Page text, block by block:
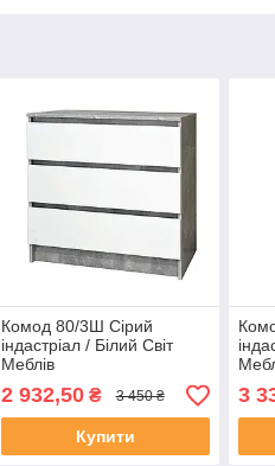
Комод 80/3Ш Сірий
індастріал / Білий Світ
Меблів
2 932,50₴ 3 450 ₴
Купити
3